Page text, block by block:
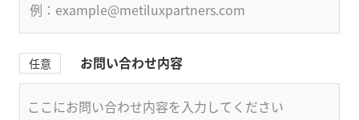
任意 お問い合わせ内容